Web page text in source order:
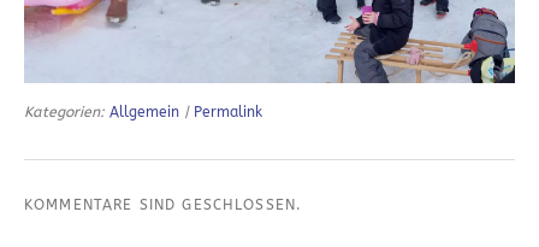
Kategorien: Allgemein | Permalink
KOMMENTARE SIND GESCHLOSSEN.